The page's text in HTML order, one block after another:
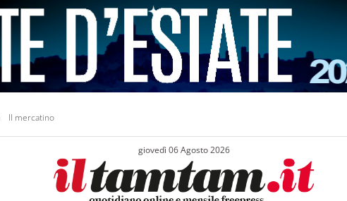
Il mercatino
giovedì 06 Agosto 2026